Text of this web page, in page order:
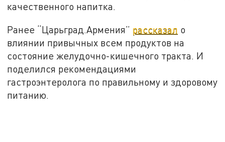
качественного напитка.
Ранее “Царьград.Армения” рассказал о
влиянии привычных всем продуктов на
состояние желудочно-кишечного тракта. И
поделился рекомендациями
гастроэнтеролога по правильному и здоровому
питанию.